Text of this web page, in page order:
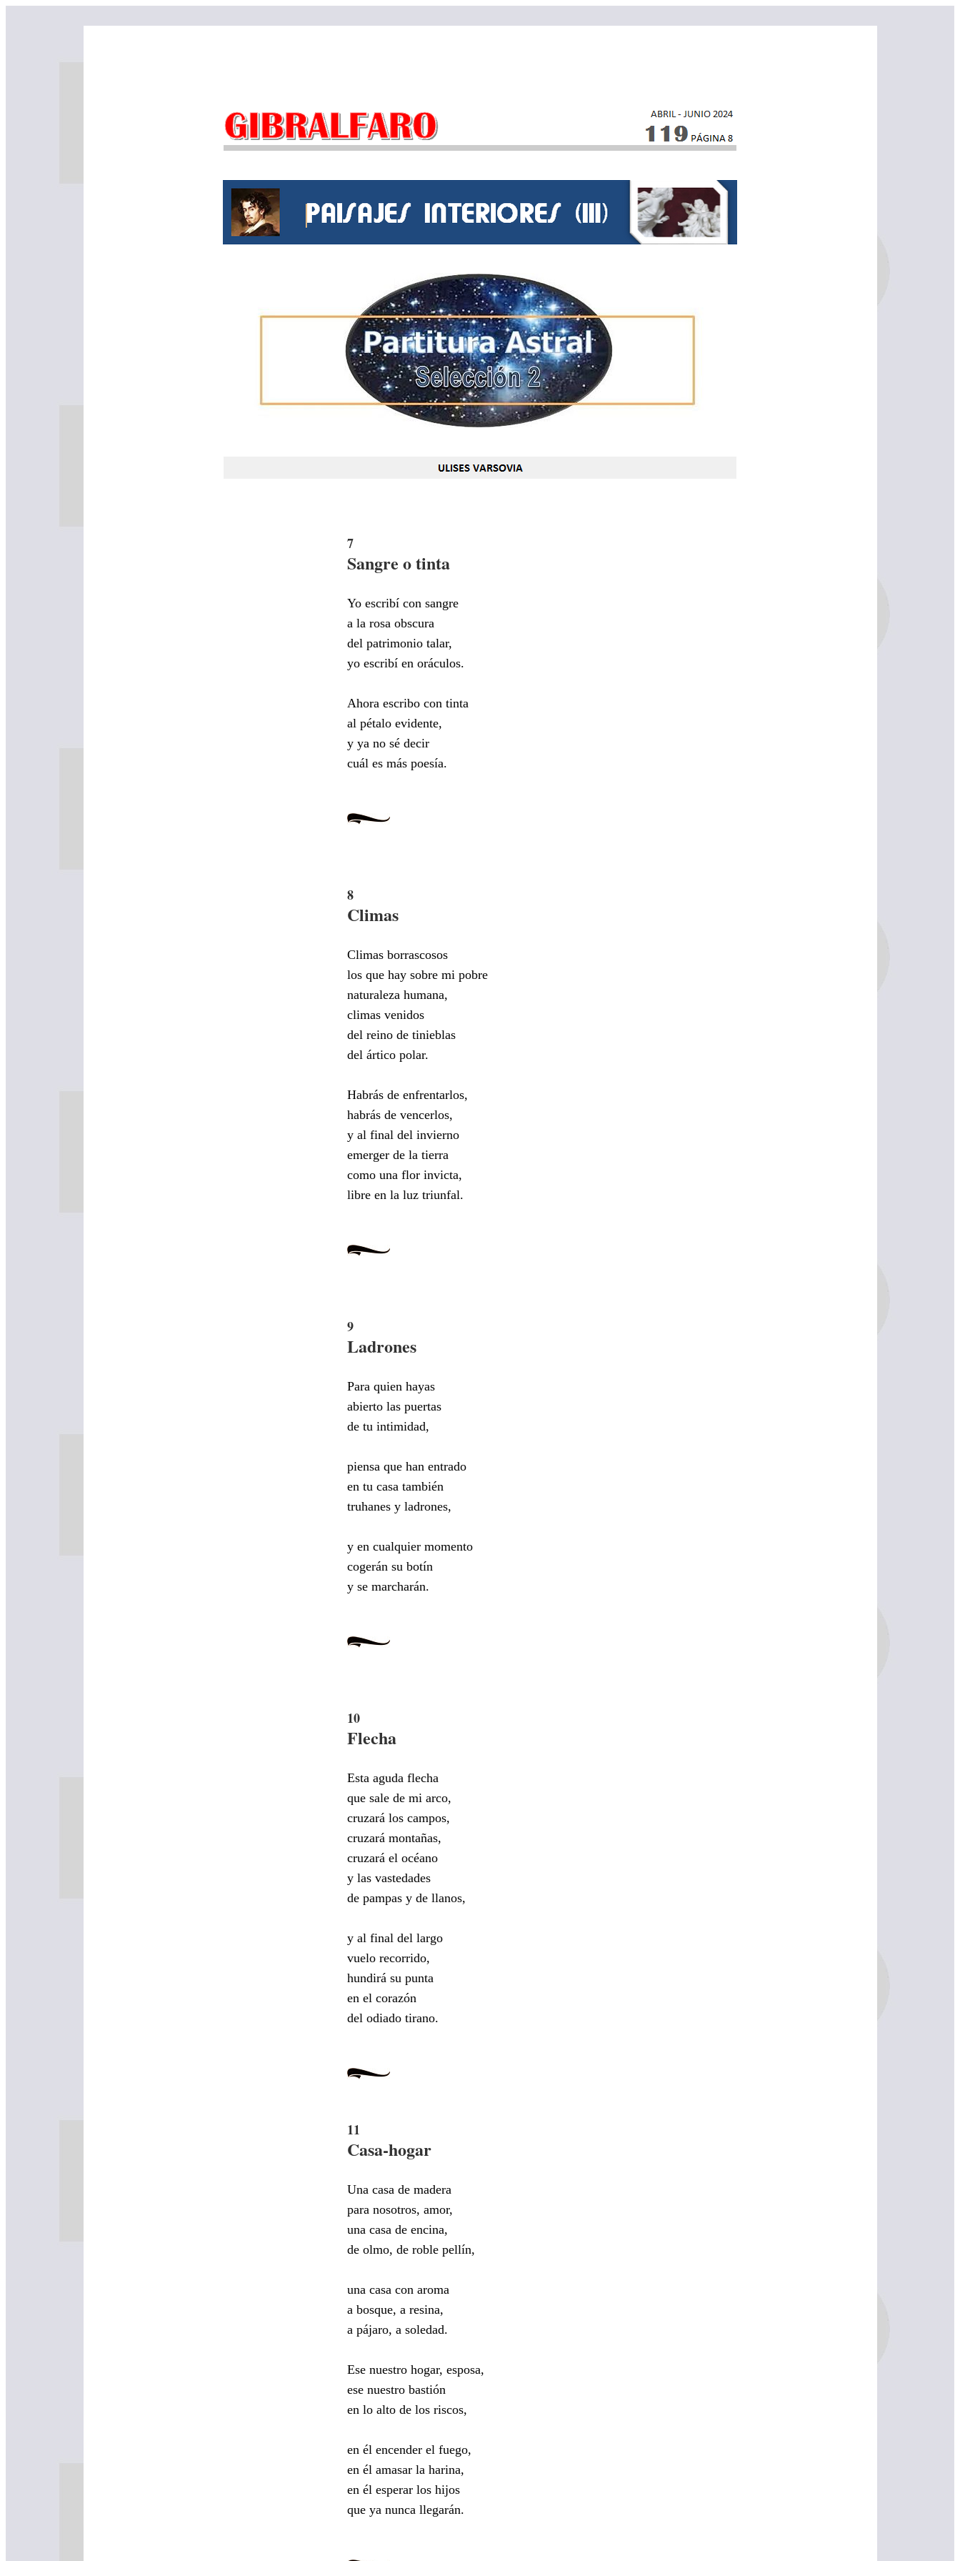
7
Sangre o tinta
Yo escribí con sangre
a la rosa obscura
del patrimonio talar,
yo escribí en oráculos.
Ahora escribo con tinta
al pétalo evidente,
y ya no sé decir
cuál es más poesía.
8
Climas
Climas borrascosos
los que hay sobre mi pobre
naturaleza humana,
climas venidos
del reino de tinieblas
del ártico polar.
Habrás de enfrentarlos,
habrás de vencerlos,
y al final del invierno
emerger de la tierra
como una flor invicta,
libre en la luz triunfal.
9
Ladrones
Para quien hayas
abierto las puertas
de tu intimidad,
piensa que han entrado
en tu casa también
truhanes y ladrones,
y en cualquier momento
cogerán su botín
y se marcharán.
10
Flecha
Esta aguda flecha
que sale de mi arco,
cruzará los campos,
cruzará montañas,
cruzará el océano
y las vastedades
de pampas y de llanos,
y al final del largo
vuelo recorrido,
hundirá su punta
en el corazón
del odiado tirano.
11
Casa-hogar
Una casa de madera
para nosotros, amor,
una casa de encina,
de olmo, de roble pellín,
una casa con aroma
a bosque, a resina,
a pájaro, a soledad.
Ese nuestro hogar, esposa,
ese nuestro bastión
en lo alto de los riscos,
en él encender el fuego,
en él amasar la harina,
en él esperar los hijos
que ya nunca llegarán.